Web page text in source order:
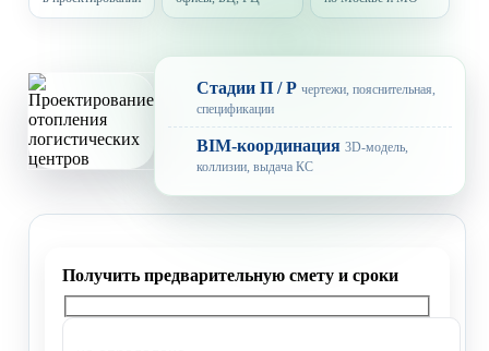
Стадии П / Р чертежи, пояснительная,
спецификации
BIM-координация 3D-модель,
коллизии, выдача КС